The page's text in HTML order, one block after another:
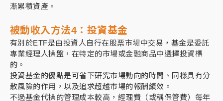
漸累積資產。
被動收入方法4： 投資基金
有別於ETF是由投資人自行在股票市場中交易，基金是委託
專業經理人操盤，在特定的市場或金融商品中選擇投資標
的。
投資基金的優點是可省下研究市場動向的時間、同樣具有分
散風險的作用，以及追求超越市場的報酬績效。
不過基金代操的管理成本較高，經理費（或稱保管費）每年